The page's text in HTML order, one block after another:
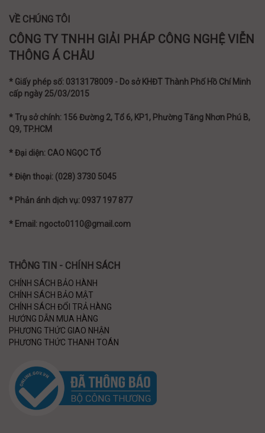
VỀ CHÚNG TÔI
CÔNG TY TNHH GIẢI PHÁP CÔNG NGHỆ VIỄN
THÔNG Á CHÂU
* Giấy phép số: 0313178009 - Do sở KHĐT Thành Phố Hồ Chí Minh
cấp ngày 25/03/2015
* Trụ sở chính: 156 Đường 2, Tổ 6, KP1, Phường Tăng Nhơn Phú B,
Q9, TP.HCM
* Đại diện: CAO NGỌC TỐ
* Điện thoại: (028) 3730 5045
* Phản ánh dịch vụ: 0937 197 877
* Email: ngocto0110@gmail.com
THÔNG TIN - CHÍNH SÁCH
CHÍNH SÁCH BẢO HÀNH
CHÍNH SÁCH BẢO MẬT
CHÍNH SÁCH ĐỔI TRẢ HÀNG
HƯỚNG DẪN MUA HÀNG
PHƯƠNG THỨC GIAO NHẬN
PHƯƠNG THỨC THANH TOÁN